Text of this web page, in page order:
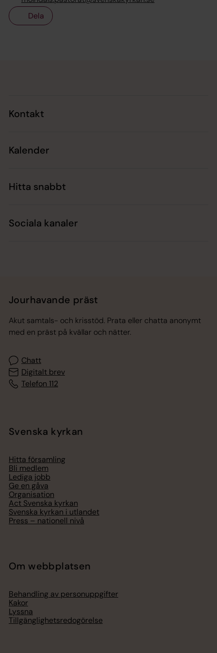
Dela
Kontakt
Kalender
Hitta snabbt
Sociala kanaler
Jourhavande präst
Akut samtals- och krisstöd. Prata eller chatta anonymt
med en präst på kvällar och nätter.
Chatt
Digitalt brev
Telefon 112
Svenska kyrkan
Hitta församling
Bli medlem
Lediga jobb
Ge en gåva
Organisation
Act Svenska kyrkan
Svenska kyrkan i utlandet
Press – nationell nivå
Om webbplatsen
Behandling av personuppgifter
Kakor
Lyssna
Tillgänglighetsredogörelse